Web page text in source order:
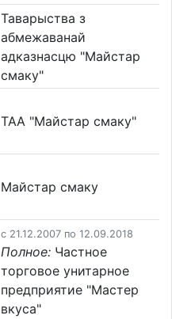
Таварыства з
абмежаванай
адказнасцю "Майстар
смаку"
ТАА "Майстар смаку"
Майстар смаку
c 21.12.2007 по 12.09.2018
Полное: Частное
торговое унитарное
предприятие "Мастер
вкуса"